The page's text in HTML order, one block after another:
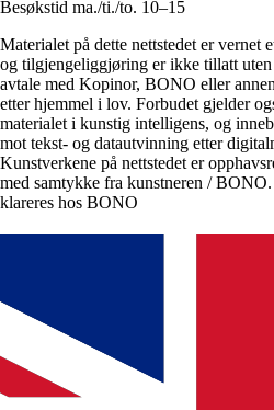
Besøkstid ma./ti./to. 10–15
Materialet på dette nettstedet er vernet
og tilgjengeliggjøring er ikke tillatt
avtale med Kopinor, BONO eller
etter hjemmel i lov. Forbudet gjelder
materialet i kunstig intelligens, og
mot tekst- og datautvinning etter
Kunstverkene på nettstedet er
med samtykke fra kunstneren /
klareres hos BONO